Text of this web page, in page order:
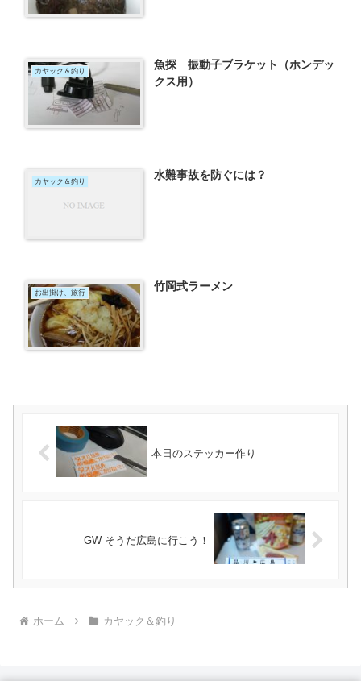
カヤック＆釣り
魚探 振動子ブラケット（ホンデッ
クス用）
カヤック＆釣り 水難事故を防ぐには？
お出掛け、旅行 竹岡式ラーメン
本日のステッカー作り
GW そうだ広島に行こう！
ホーム カヤック＆釣り